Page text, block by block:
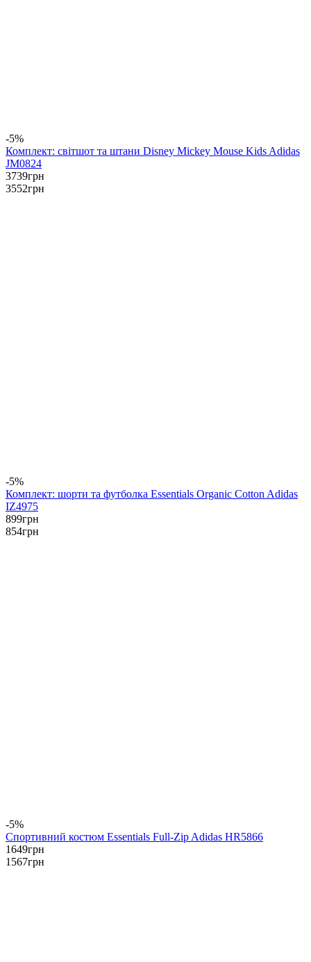
-5%
Комплект: світшот та штани Disney Mickey Mouse Kids Adidas
JM0824
3739грн
3552грн
-5%
Комплект: шорти та футболка Essentials Organic Cotton Adidas
IZ4975
899грн
854грн
-5%
Спортивний костюм Essentials Full-Zip Adidas HR5866
1649грн
1567грн